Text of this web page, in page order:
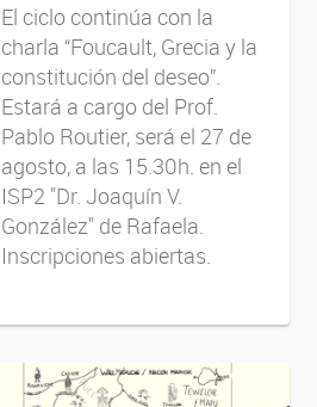
El ciclo continúa con la
charla “Foucault, Grecia y la
constitución del deseo”.
Estará a cargo del Prof.
Pablo Routier, será el 27 de
agosto, a las 15.30h. en el
ISP2 "Dr. Joaquín V.
González" de Rafaela.
Inscripciones abiertas.